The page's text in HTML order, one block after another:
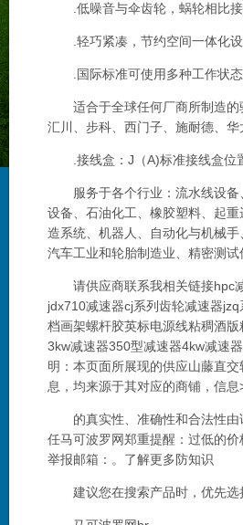
.低噪音与伞齿轮，蜗轮相比接
.轻巧紧凑，节约空间一体化设
.国际标准可使用多种工作状态
适合于全球任何厂商所制造的
汇川、步科、西门子、施耐德、
.接线盒：J（A)标准接线盒位置
服务于各个行业：流水线设备
设备、石油化工、橡胶塑料、起
造系统、机器人、自动化与机械
汽车工业和轮胎制造业、精密测试
请供应商联系我相关链接hpc减
jdx710减速器cj系列齿轮减速器
档画架螺杆胶英标电源线粘稠酒
3kw减速器350型减速器4kw减速
明：本页面所展现的供应山藤直
息，均来源于其对应的商铺，信息
的真实性、准确性和合法性由
任马可波罗网郑重提醒：过低的
举报邮箱：。了解更多防知识
建议您在搜索产品时，优先选